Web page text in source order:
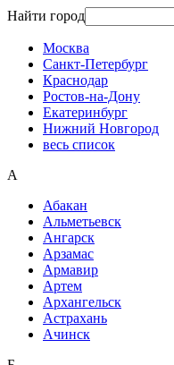
Найти город
Москва
Санкт-Петербург
Краснодар
Ростов-на-Дону
Екатеринбург
Нижний Новгород
весь список
А
Абакан
Альметьевск
Ангарск
Арзамас
Армавир
Артем
Архангельск
Астрахань
Ачинск